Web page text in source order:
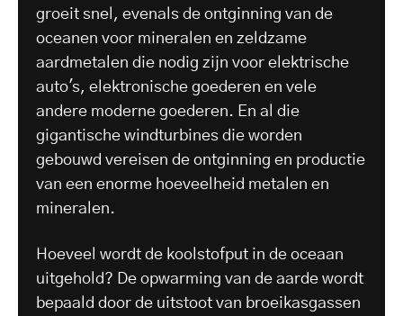
groeit snel, evenals de ontginning van de
oceanen voor mineralen en zeldzame
aardmetalen die nodig zijn voor elektrische
auto's, elektronische goederen en vele
andere moderne goederen. En al die
gigantische windturbines die worden
gebouwd vereisen de ontginning en productie
van een enorme hoeveelheid metalen en
mineralen.
Hoeveel wordt de koolstofput in de oceaan
uitgehold? De opwarming van de aarde wordt
bepaald door de uitstoot van broeikasgassen